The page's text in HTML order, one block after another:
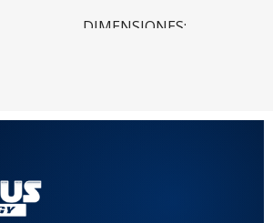
DIMENSIONES
COLOR